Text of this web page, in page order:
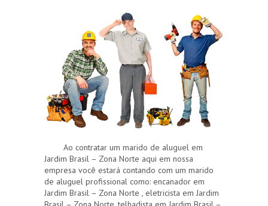
Ao contratar um marido de aluguel em
Jardim Brasil – Zona Norte aqui em nossa
empresa você estará contando com um marido
de aluguel profissional como: encanador em
Jardim Brasil – Zona Norte , eletricista em Jardim